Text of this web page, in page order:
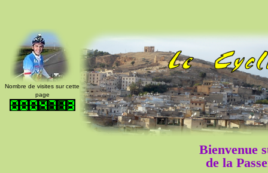
Nombre de visites sur cette
page
Bienvenue
de la